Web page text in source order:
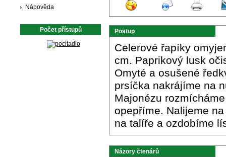
Nápověda
Počet přístupů Postup
Celerové řapíky
cm. Paprikový lusk
Omyté a osušené
prsíčka nakrájíme na
Majonézu
opepříme. Nalijeme
na talíře a ozdobíme
Názory čtenárů